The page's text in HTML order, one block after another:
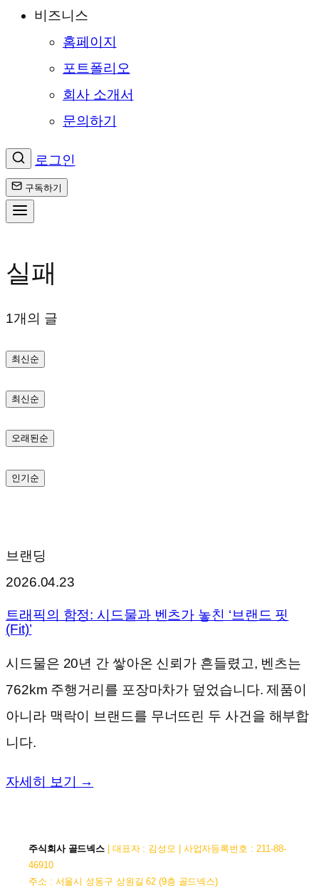
비즈니스
홈페이지
포트폴리오
회사 소개서
문의하기
로그인
구독하기
텐
로
로
가
실패
1개의 글
최신순
최신순
오래된순
인기순
브랜딩
2026.04.23
트래픽의 함정: 시드물과 벤츠가 놓친 ‘브랜드 핏
(Fit)’
시드물은 20년 간 쌓아온 신뢰가 흔들렸고, 벤츠는
762km 주행거리를 포장마차가 덮었습니다. 제품이
아니라 맥락이 브랜드를 무너뜨린 두 사건을 해부합
니다.
자세히 보기 →
주식회사 골드넥스 | 대표자 : 김성모 | 사업자등록번호 : 211-88-
46910
주소 : 서울시 성동구 상원길 62 (9층 골드넥스)